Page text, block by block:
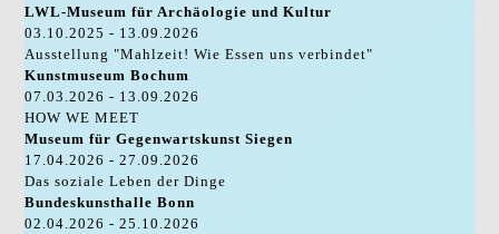
LWL-Museum für Archäologie und Kultur
03.10.2025 - 13.09.2026
Ausstellung "Mahlzeit! Wie Essen uns verbindet"
Kunstmuseum Bochum
07.03.2026 - 13.09.2026
HOW WE MEET
Museum für Gegenwartskunst Siegen
17.04.2026 - 27.09.2026
Das soziale Leben der Dinge
Bundeskunsthalle Bonn
02.04.2026 - 25.10.2026